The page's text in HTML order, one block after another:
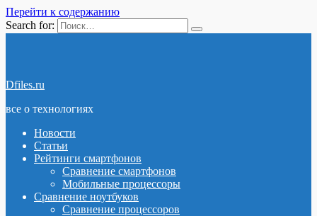
Перейти к содержанию
Search for:
Dfiles.ru
все о технологиях
Новости
Статьи
Рейтинги смартфонов
Сравнение смартфонов
Мобильные процессоры
Сравнение ноутбуков
Сравнение процессоров